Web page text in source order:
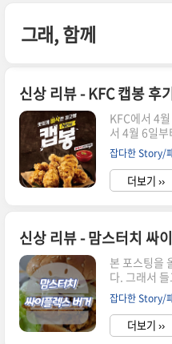
그래, 함께
신상 리뷰 - KFC 캡봉 후
KFC에서 4
서 4월 6일
했습니다. 맛
먹으면 더욱
보고 가시죠
리버리 가격
각 + 살사소
2 = 7,000원
이 좋지만..
제공량 37g,
단백질 6g,
스..
잡다한 Story/
더보기 ››
신상 리뷰 - 맘스터치 싸
본 포스팅을
다. 그래서
이플렉스버
4월 신메뉴
나온 신메뉴
싸이플렉스
잡다한 Story/
더보기 ››